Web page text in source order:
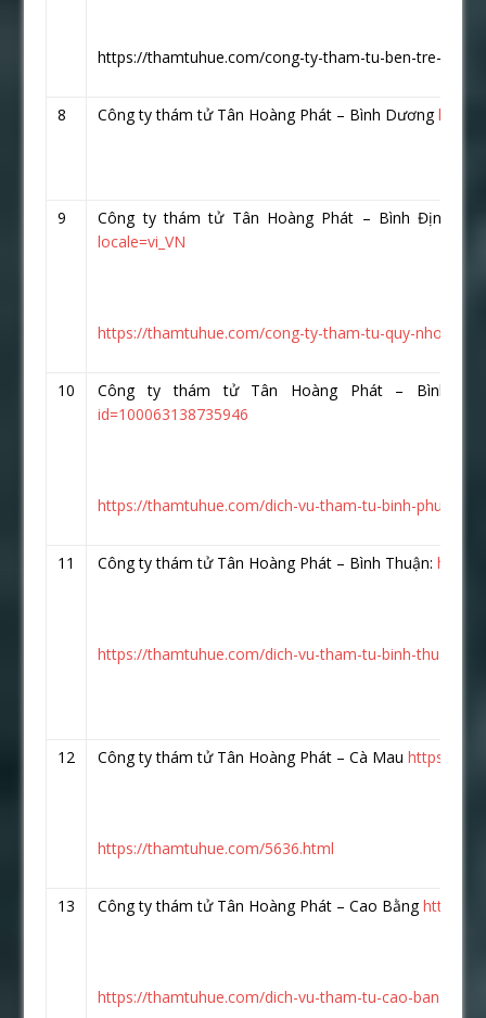
https://thamtuhue.com/cong-ty-tham-tu-ben-tre-uy-
8 Công ty thám tử Tân Hoàng Phát – Bình Dương
9 Công ty thám tử Tân Hoàng Phát – Bình Định
locale=vi_VN
https://thamtuhue.com/cong-ty-tham-tu-quy-nhon-uy-
10
Công ty thám tử Tân Hoàng Phát – Bình
id=100063138735946
https://thamtuhue.com/dich-vu-tham-tu-binh-phuoc-
11 Công ty thám tử Tân Hoàng Phát – Bình Thuận:
https://thamtuhue.com/dich-vu-tham-tu-binh-
12 Công ty thám tử Tân Hoàng Phát – Cà Mauhttps://
https://thamtuhue.com/5636.html
13 Công ty thám tử Tân Hoàng Phát – Cao Bằnghttps://
https://thamtuhue.com/dich-vu-tham-tu-cao-bang-uy-